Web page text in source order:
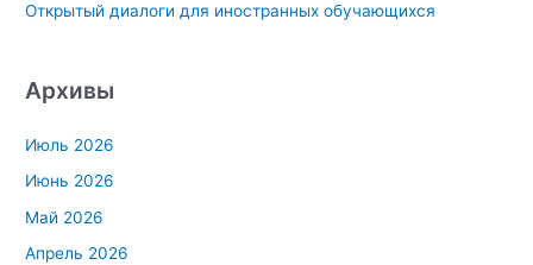
Открытый диалоги для иностранных обучающихся
Архивы
Июль 2026
Июнь 2026
Май 2026
Апрель 2026